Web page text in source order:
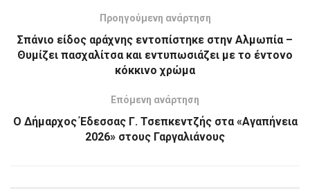
Προηγούμενη ανάρτηση
Σπάνιο είδος αράχνης εντοπίστηκε στην Αλμωπία –
Θυμίζει πασχαλίτσα και εντυπωσιάζει με το έντονο
κόκκινο χρώμα
Επόμενη ανάρτηση
Ο Δήμαρχος Έδεσσας Γ. Τσεπκεντζής στα «Αγαπήνεια
2026» στους Γαργαλιάνους